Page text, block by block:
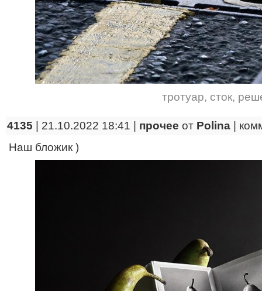
тротуар, сток,
4135 | 21.10.2022 18:41 | прочее от Polina
Наш бложик )